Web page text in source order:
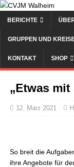
BERICHTE
GRUPPEN UND
KONTAKT SHOP
„Etwas mit
12. März 2021
So breit die
ihre Angebote für